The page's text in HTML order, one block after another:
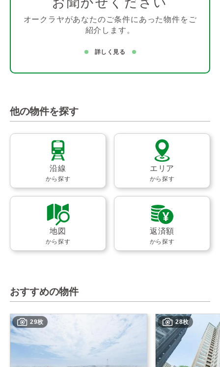
オークラヤがあなたのご条件にあった物件をご
紹介します。
詳しく見る
他の物件を探す
沿線
から探す
エリア
から探す
地図
から探す
返済額
から探す
おすすめの物件
29枚 28枚